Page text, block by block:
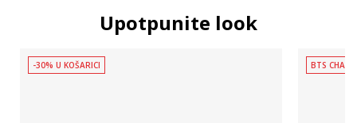
Upotpunite look
-30% U KOŠARICI BTS